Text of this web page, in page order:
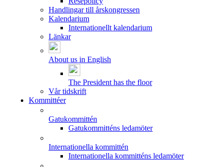
Handlingar till årskongressen
Kalendarium
Internationellt kalendarium
Länkar
About us in English
The President has the floor
Vår tidskrift
Kommittéer
Gatukommittén
Gatukommitténs ledamöter
Internationella kommittén
Internationella kommitténs ledamöter